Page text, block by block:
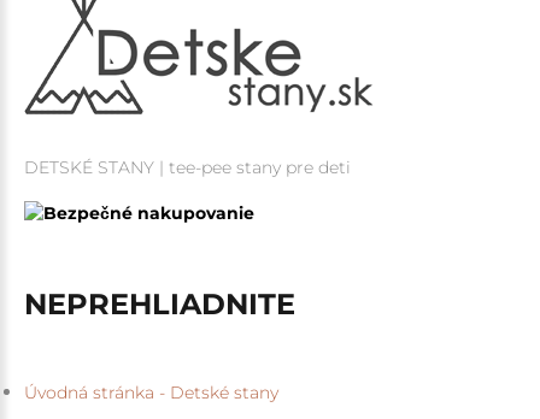
DETSKÉ STANY | tee-pee stany pre deti
NEPREHLIADNITE
Úvodná stránka - Detské stany